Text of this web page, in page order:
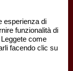
esperienza di
funzionalità di
come
facendo clic su